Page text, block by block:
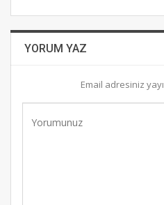
YORUM YAZ
Email adresiniz